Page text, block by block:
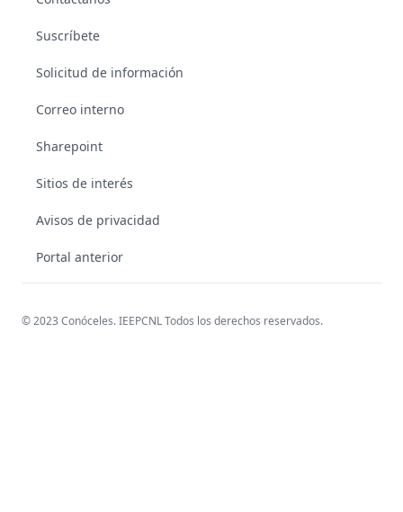
Suscríbete
Solicitud de información
Correo interno
Sharepoint
Sitios de interés
Avisos de privacidad
Portal anterior
© 2023 Conóceles. IEEPCNL Todos los derechos reservados.